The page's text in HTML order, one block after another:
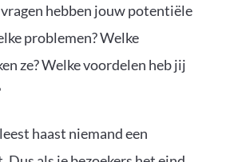
hebben jouw potentiële
problemen? Welke
ze? Welke voordelen heb jij
haast niemand een